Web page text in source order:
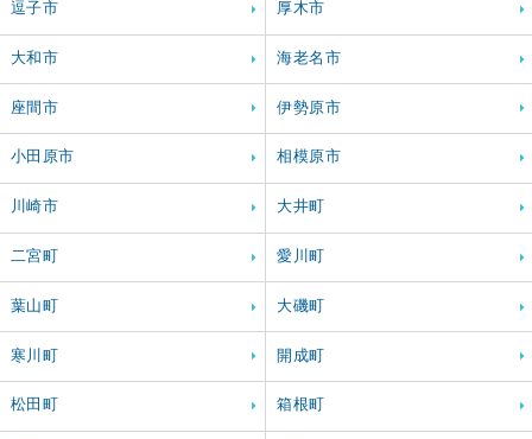
逗子市 厚木市
大和市 海老名市
座間市 伊勢原市
小田原市 相模原市
川崎市 大井町
二宮町 愛川町
葉山町 大磯町
寒川町 開成町
松田町 箱根町